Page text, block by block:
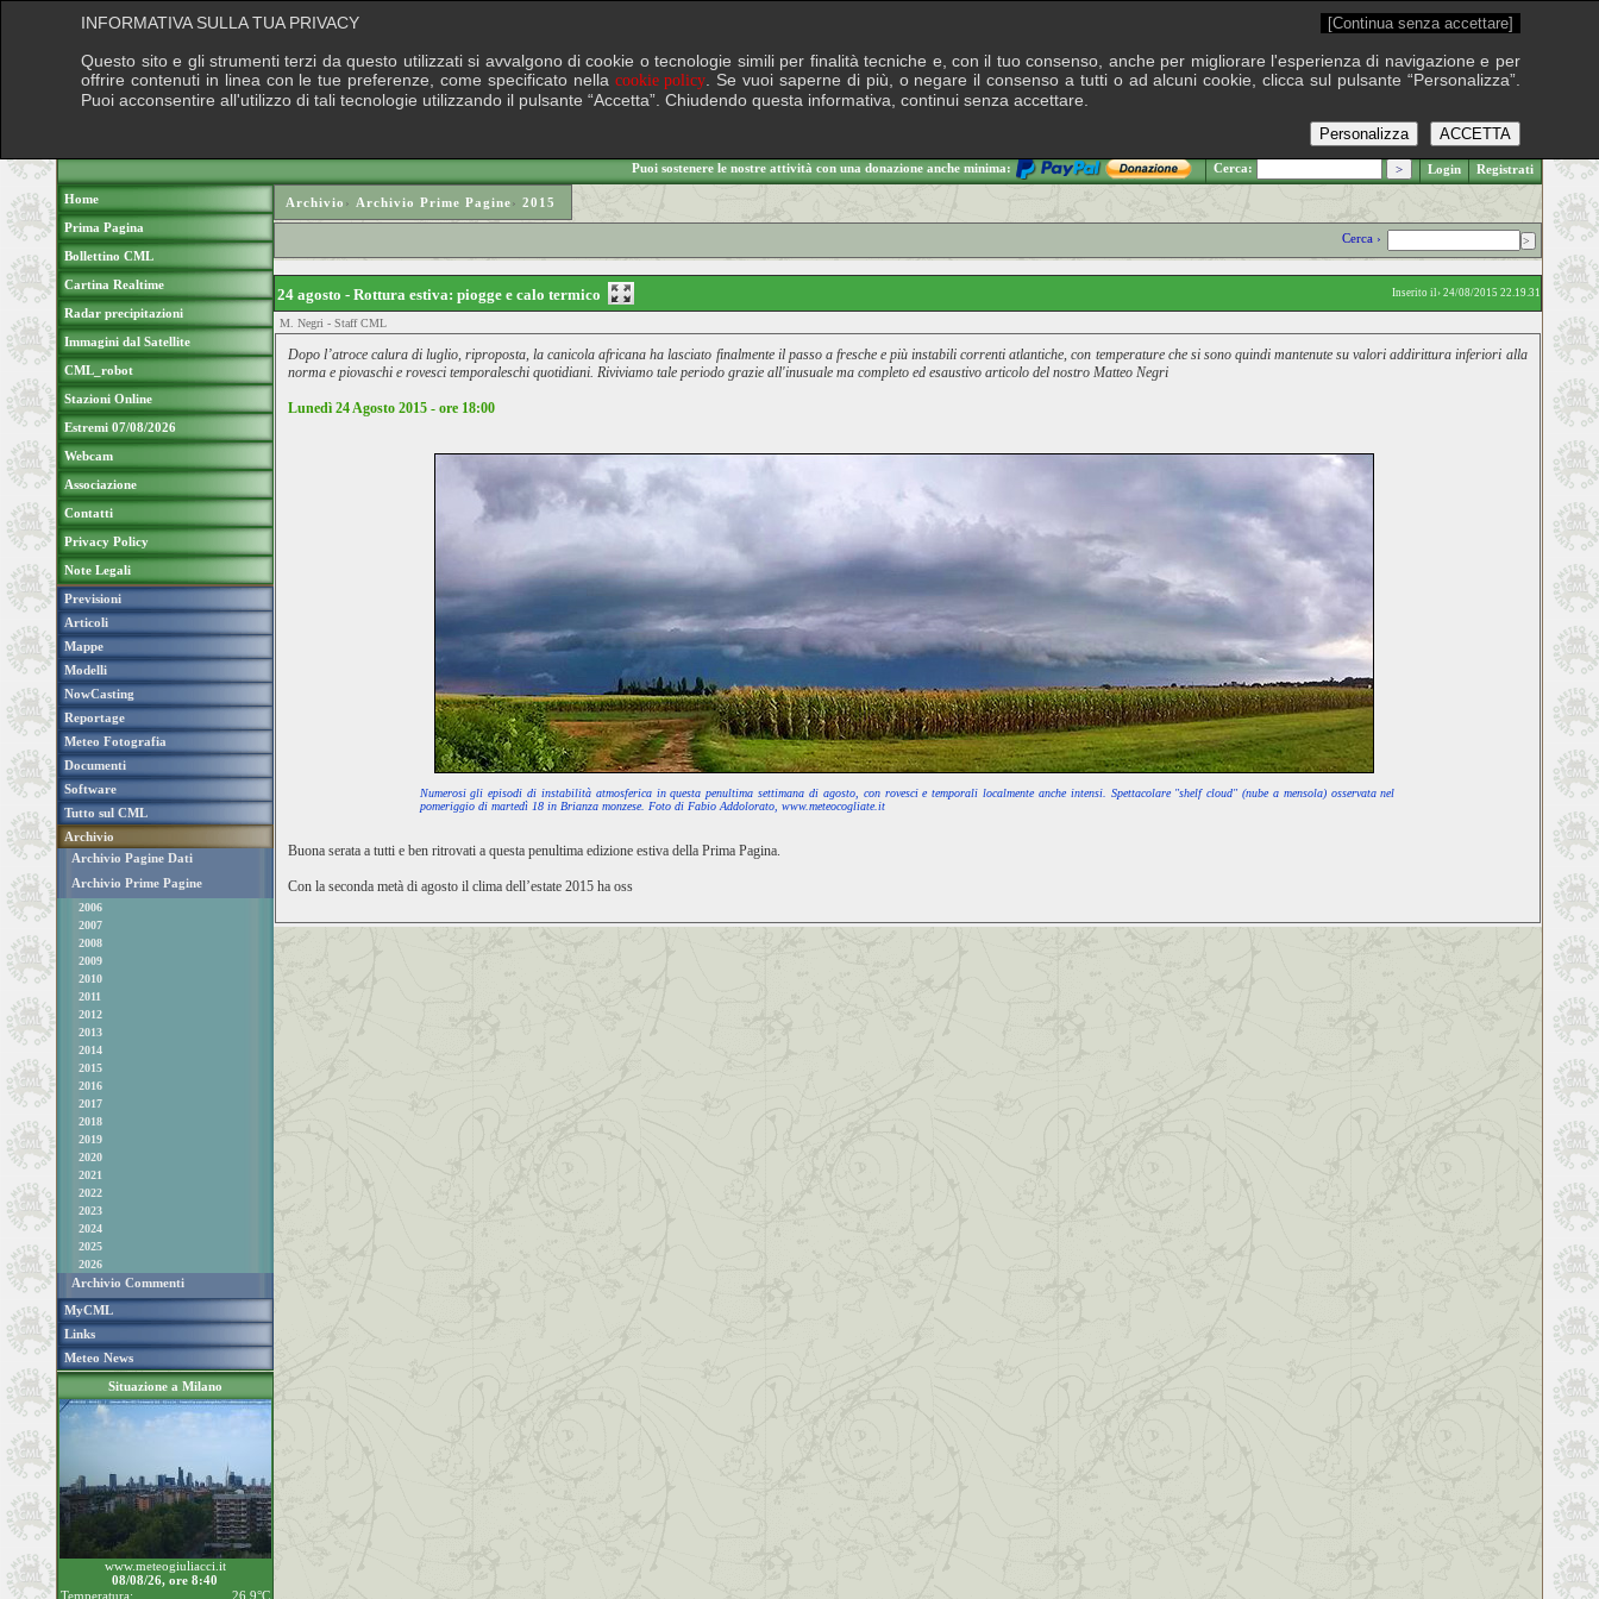
.: Sabato 8 agosto 2026
Puoi sostenere le nostre attività con una donazione anche minima: Cerca: Login Registrati
Home
Prima Pagina
Bollettino CML
Cartina Realtime
Radar precipitazioni
Immagini dal Satellite
CML_robot
Stazioni Online
Estremi 07/08/2026
Webcam
Associazione
Contatti
Privacy Policy
Note Legali
Previsioni
Articoli
Mappe
Modelli
NowCasting
Reportage
Meteo Fotografia
Documenti
Software
Tutto sul CML
Archivio
Archivio Pagine Dati
Archivio Prime Pagine
2006
2007
2008
2009
2010
2011
2012
2013
2014
2015
2016
2017
2018
2019
2020
2021
2022
2023
2024
2025
2026
Archivio Commenti
MyCML
Links
Meteo News
Situazione a Milano
www.meteogiuliacci.it
08/08/26, ore 8:40
Temperatura:
26.9°C
Archivio › Archivio Prime Pagine› 2015
Cerca ›
24 agosto - Rottura estiva: piogge e calo termico Inserito il› 24/08/2015 22.19.31
M. Negri - Staff CML
Dopo l’atroce calura di luglio, riproposta, la canicola africana ha lasciato finalmente il passo a fresche e più instabili correnti atlantiche, con temperature che si sono quindi mantenute su valori addirittura inferiori alla
norma e piovaschi e rovesci temporaleschi quotidiani. Riviviamo tale periodo grazie all'inusuale ma completo ed esaustivo articolo del nostro Matteo Negri
Lunedì 24 Agosto 2015 - ore 18:00
Numerosi gli episodi di instabilità atmosferica in questa penultima settimana di agosto, con rovesci e temporali localmente anche intensi. Spettacolare "shelf cloud" (nube a mensola) osservata nel
pomeriggio di martedì 18 in Brianza monzese. Foto di Fabio Addolorato, www.meteocogliate.it
Buona serata a tutti e ben ritrovati a questa penultima edizione estiva della Prima Pagina.
Con la seconda metà di agosto il clima dell’estate 2015 ha oss
INFORMATIVA SULLA TUA PRIVACY [Continua senza accettare]
Questo sito e gli strumenti terzi da questo utilizzati si avvalgono di cookie o tecnologie simili per finalità tecniche e, con il tuo consenso, anche per migliorare l'esperienza di navigazione e per
offrire contenuti in linea con le tue preferenze, come specificato nella cookie policy . Se vuoi saperne di più, o negare il consenso a tutti o ad alcuni cookie, clicca sul pulsante “Personalizza”.
Puoi acconsentire all'utilizzo di tali tecnologie utilizzando il pulsante “Accetta”. Chiudendo questa informativa, continui senza accettare.
ACCETTA
Personalizza